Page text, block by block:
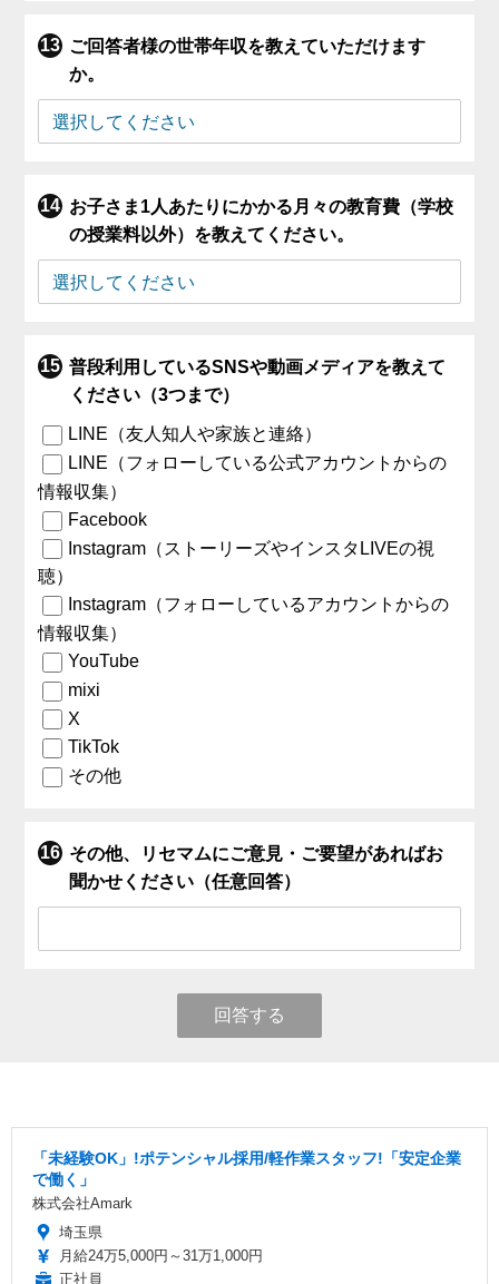
ご回答者様の世帯年収を教えていただけます
か。
お子さま1人あたりにかかる月々の教育費（学校
の授業料以外）を教えてください。
普段利用しているSNSや動画メディアを教えて
ください（3つまで）
LINE（友人知人や家族と連絡）
LINE（フォローしている公式アカウントからの
情報収集）
Facebook
Instagram（ストーリーズやインスタLIVEの視
聴）
Instagram（フォローしているアカウントからの
情報収集）
YouTube
mixi
X
TikTok
その他
その他、リセマムにご意見・ご要望があればお
聞かせください（任意回答）
回答する
「未経験OK」!ポテンシャル採用/軽作業スタッフ!「安定企業
で働く」
株式会社Amark
埼玉県
月給24万5,000円～31万1,000円
正社員